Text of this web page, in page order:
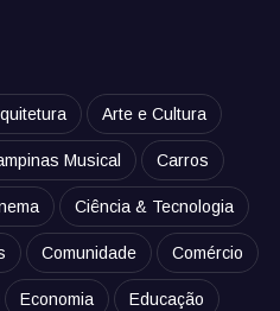
Arte e Cultura
Musical Carros
Ciência & Tecnologia
Comunidade Comércio
Economia Educação